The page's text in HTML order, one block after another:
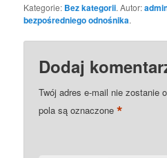
Kategorie: Bez kategorii. Autor:
bezpośredniego odnośnika.
Dodaj
Twój adres e-mail nie zostanie
pola są oznaczone*